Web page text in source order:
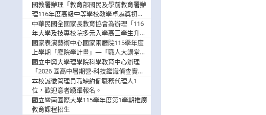
躍報名參加
國教署辦理「教育部國民及學前教育署辦
理116年度高級中等學校教學卓越獎初選
實施計畫」，鼓勵教師踴躍報名
中華民國全國家長教育協會為辦理「116
年大學及技專校院多元入學高三學生升學
輔導家長說明會」
國家表演藝術中心國家兩廳院115學年度
上學期「廳院學計畫」—「職人大講堂」
及「一日體驗課程」，鼓勵踴躍報名參
與。
國立中興大學理學院科學教育中心辦理
「2026 國高中暑期營-科技鑑識偵查實戰
營」活動資訊，鼓勵學生踴躍報名參加。
本校誠徵管理員職缺約僱職務代理人1
位，歡迎意者踴躍報名。
國立暨南國際大學115學年度第1學期推廣
教育課程招生